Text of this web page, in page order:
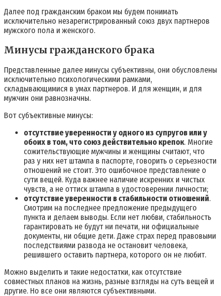
Далее под гражданским браком мы будем понимать
исключительно незарегистрированный союз двух партнеров
мужского пола и женского.
Минусы гражданского брака
Представленные далее минусы субъективны, они обусловлены
исключительно психологическими рамками,
складывающимися в умах партнеров. И для женщин, и для
мужчин они равнозначны.
Вот субъективные минусы:
отсутствие уверенности у одного из супругов или у
обоих в том, что союз действительно крепок. Многие
сожительствующие мужчины и женщины считают, что
раз у них нет штампа в паспорте, говорить о серьезности
отношений не стоит. Это ошибочное представление о
сути вещей. Куда важнее наличие искренних и чистых
чувств, а не оттиск штампа в удостоверении личности;
отсутствие уверенности в стабильности отношений.
Смотрим на последнее предложение предыдущего
пункта и делаем выводы. Если нет любви, стабильность
гарантировать не будут ни печати, ни официальные
документы, ни общие дети. Даже страх перед правовыми
последствиями развода не остановит человека,
решившего оставить партнера, которого он не любит.
Можно выделить и такие недостатки, как отсутствие
совместных планов на жизнь, разные взгляды на суть вещей и
другие. Но все они являются субъективными.